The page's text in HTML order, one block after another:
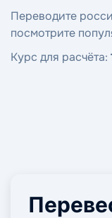
Переводите
посмотрите
Курс для расчёта: